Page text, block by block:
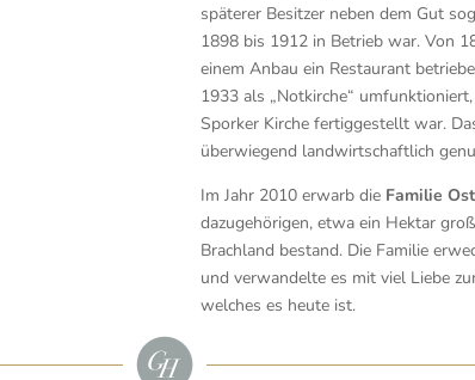
späterer Besitzer neben dem Gut
1898 bis 1912 in Betrieb war. Von
einem Anbau ein Restaurant
1933 als „Notkirche“
Sporker Kirche fertiggestellt war.
überwiegend landwirtschaftlich
Im Jahr 2010 erwarb die Familie
dazugehörigen, etwa ein Hektar
Brachland bestand. Die Familie
und verwandelte es mit viel Liebe
welches es heute ist.